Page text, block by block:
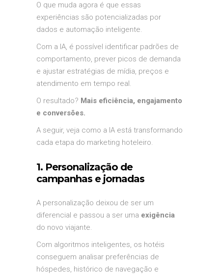
O que muda agora é que essas
experiências são potencializadas por
dados e automação inteligente.
Com a IA, é possível identificar padrões de
comportamento, prever picos de demanda
e ajustar estratégias de mídia, preços e
atendimento em tempo real.
O resultado? Mais eficiência, engajamento
e conversões.
A seguir, veja como a IA está transformando
cada etapa do marketing hoteleiro.
1. Personalização de
campanhas e jornadas
A personalização deixou de ser um
diferencial e passou a ser uma exigência
do novo viajante.
Com algoritmos inteligentes, os hotéis
conseguem analisar preferências de
hóspedes, histórico de navegação e